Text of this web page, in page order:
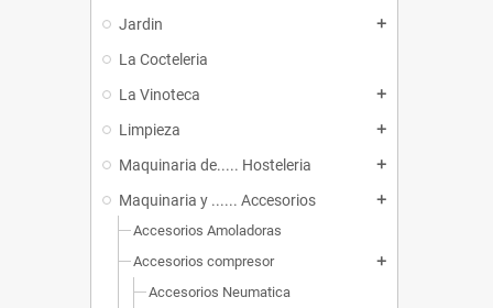
Jardin add
La Cocteleria
La Vinoteca
add
Limpieza add
Maquinaria de..... Hosteleria add
Maquinaria y ...... Accesorios add
Accesorios Amoladoras
Accesorios compresor
add
Accesorios Neumatica